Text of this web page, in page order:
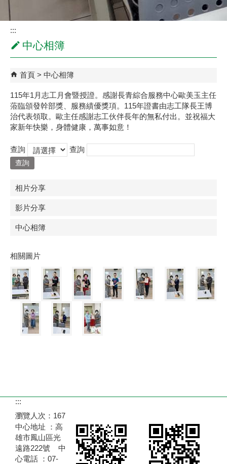
:::
中心相簿
首頁 中心相簿
115年1月志工月會暨授證。感謝長青綜合服務中心歐美玉主任
蒞臨頒發幹部獎、服務績優獎項。115年證書由志工隊長王博
治代表領取。歐主任感謝志工伙伴長年的無私付出。並祝福大
家新年快樂，身體健康，萬事如意！
查詢 查詢
相片分享
影片分享
中心相簿
相關圖片
:::
瀏覽人次： 167
中心地址 ：高
雄市鳳山區光
遠路222號 中
心電話 ：07-